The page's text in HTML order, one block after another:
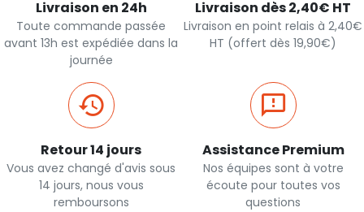
Livraison en 24h
Toute commande passée
avant 13h est expédiée dans la
journée
Livraison dès 2,40€ HT
Livraison en point relais à 2,40€
HT (offert dès 19,90€)
Retour 14 jours
Vous avez changé d'avis sous
14 jours, nous vous
remboursons
Assistance Premium
Nos équipes sont à votre
écoute pour toutes vos
questions